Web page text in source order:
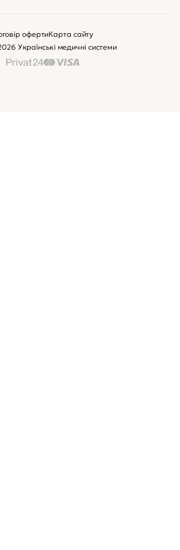
Українські медичні системи
офертиКарта сайту